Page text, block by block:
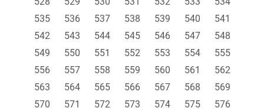
535
536 537 538 539 540
541
542
543 544 545 546 547
548
549
550 551 552 553 554
555
556
557 558 559 560 561
562
563
564 565 566 567 568
569
570
571 572 573 574 575
576